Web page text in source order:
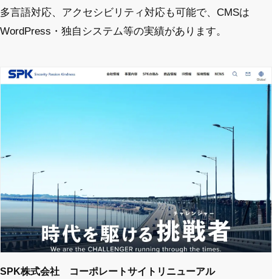
多言語対応、アクセシビリティ対応も可能で、CMSは
WordPress・独自システム等の実績があります。
SPK株式会社 コーポレートサイトリニューアル